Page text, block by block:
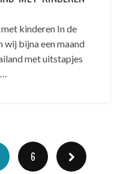
kinderen In de
wij bijna een maand
met uitstapjes
6